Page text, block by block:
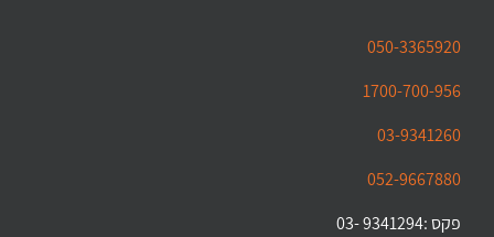
050-3365920
1700-700-956
03-9341260
052-9667880
פקס :9341294 -03